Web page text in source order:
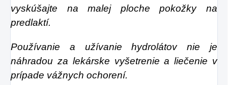
vyskúšajte na malej ploche pokožky na
predlaktí.
Používanie a užívanie hydrolátov nie je
náhradou za lekárske vyšetrenie a liečenie v
prípade vážnych ochorení.